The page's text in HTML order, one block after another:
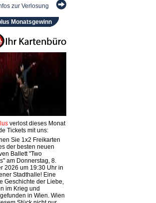
zur Verlosung
Monatsgewinn
verlost dieses Monat
Tickets mit uns:
Sie 1x2 Freikarten
der besten neuen
Ballett "Two
am Donnerstag, 8.
2026 um 19:30 Uhr in
Stadthalle! Eine
Geschichte der Liebe,
im Krieg und
in Wien. Wien